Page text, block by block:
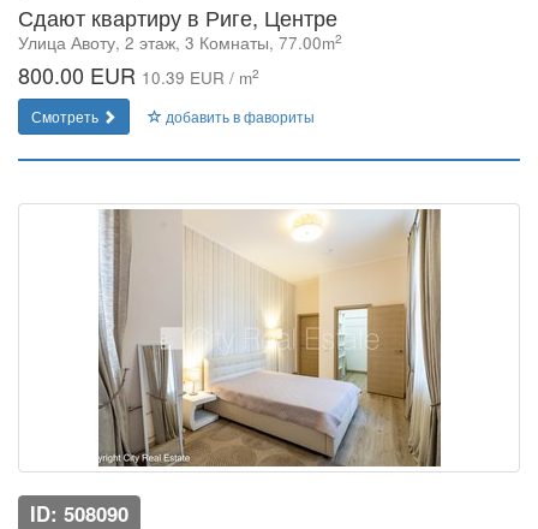
Сдают квартиру в Риге, Центре
Улица Авоту, 2 этаж, 3 Комнаты, 77.00m2
800.00 EUR 10.39 EUR / m2
Смотреть добавить в фавориты
ID: 508090